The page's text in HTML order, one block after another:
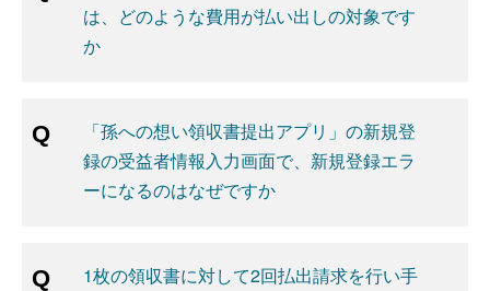
は、どのような費用が払い出しの対象です
か
「孫への想い領収書提出アプリ」の新規登
録の受益者情報入力画面で、新規登録エラ
ーになるのはなぜですか
1枚の領収書に対して2回払出請求を行い手